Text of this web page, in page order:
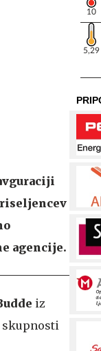
agencije.
iz
skupnosti
10
5,29